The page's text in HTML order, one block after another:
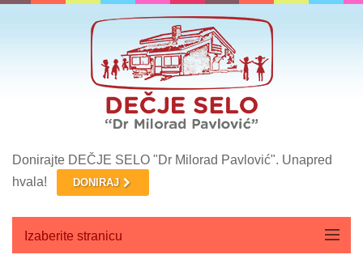
Donirajte DEČJE SELO "Dr Milorad Pavlović". Unapred
hvala!
DONIRAJ
Izaberite stranicu